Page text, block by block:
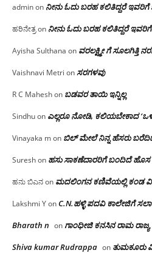
adminon ನೀನು ಓದು ಬರಹ ಕಲಿತಿದ್ದರೆ
ಹರಿನೇತ್ರon ನೀನು ಓದು ಬರಹ ಕಲಿತಿದ್ದರೆ
Ayisha Sulthana on ವರಲಕ್ಷ್ಮೀ ಗೆ ಸೂಲಗಿತ್ತಿ
Vaishnavi Metri onಸರಗಳವು
R C Maheshon ಬಡವರ ತಾಯಿ ಇನ್ನಿಲ್ಲ
Sindhuon ಎಲ್ಲರೂ ನೋಡಿ, ಕಲಿಯಬೇಕಾದ
Vinayaka mon ಬಿಲ್ ಮೇಲೆ ನಿನ್ನ ಹೆಸರು
Sureshon ಹಸು ಸಾಕಣೆದಾರರಿಗೆ ಬಂದಿದೆ ಹೊಸ
ಹನು ಬಿಎನon ಮದಲಿಂಗನ ಕಣಿವೆಯಲ್ಲಿ ಕಂಡ
Lakshmi YonC.N.ಹಳ್ಳಿ ಪದವಿ ಕಾಲೇಜಿಗೆ
Bharath n onಗಾಂಧೀಜಿ ಕನಸಿನ ರಾಮ
Shiva kumar Rudrappa on ತುಮಕೂರು‌